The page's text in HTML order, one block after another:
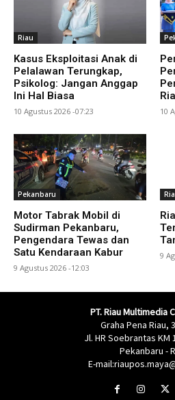
Riau
Kasus Eksploitasi Anak di
Pelalawan Terungkap,
Psikolog: Jangan Anggap
Ini Hal Biasa
10 Agustus 2026 -07:23 10
Pekanbaru
Motor Tabrak Mobil di
Sudirman Pekanbaru,
Pengendara Tewas dan
Satu Kendaraan Kabur
9 Agustus 2026 -12:03
9
PT. Riau Multimedia
Graha Pena Riau,
Jl. HR Soebrantas KM
Pekanbaru -
E-